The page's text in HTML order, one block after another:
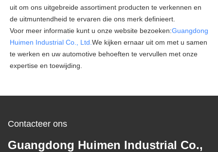
uit om ons uitgebreide assortiment producten te verkennen en
de uitmuntendheid te ervaren die ons merk definieert.
Voor meer informatie kunt u onze website bezoeken:Guangdong
Huimen Industrial Co., Ltd. We kijken ernaar uit om met u samen
te werken en uw automotive behoeften te vervullen met onze
expertise en toewijding.
Contacteer ons
Guangdong Huimen Industrial Co.,